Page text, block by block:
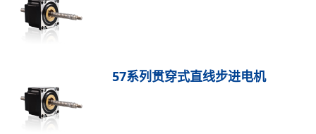
57系列贯穿式直线步进电机